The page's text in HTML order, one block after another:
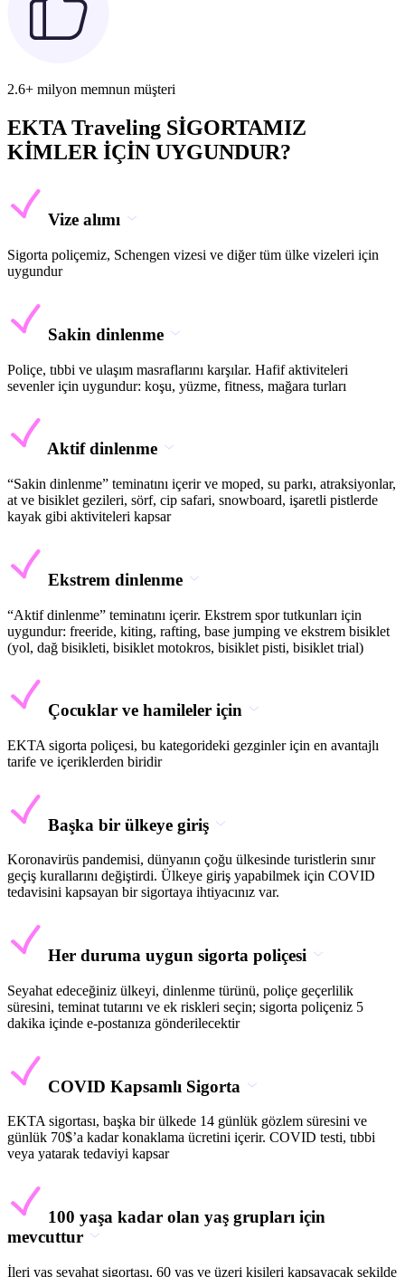
2.6+ milyon memnun müşteri
EKTA Traveling SİGORTAMIZ
KİMLER İÇİN UYGUNDUR?
Vize alımı
Sigorta poliçemiz, Schengen vizesi ve diğer tüm ülke vizeleri için
uygundur
Sakin dinlenme
Poliçe, tıbbi ve ulaşım masraflarını karşılar. Hafif aktiviteleri
sevenler için uygundur: koşu, yüzme, fitness, mağara turları
Aktif dinlenme
“Sakin dinlenme” teminatını içerir ve moped, su parkı, atraksiyonlar,
at ve bisiklet gezileri, sörf, cip safari, snowboard, işaretli pistlerde
kayak gibi aktiviteleri kapsar
Ekstrem dinlenme
“Aktif dinlenme” teminatını içerir. Ekstrem spor tutkunları için
uygundur: freeride, kiting, rafting, base jumping ve ekstrem bisiklet
(yol, dağ bisikleti, bisiklet motokros, bisiklet pisti, bisiklet trial)
Çocuklar ve hamileler için
EKTA sigorta poliçesi, bu kategorideki gezginler için en avantajlı
tarife ve içeriklerden biridir
Başka bir ülkeye giriş
Koronavirüs pandemisi, dünyanın çoğu ülkesinde turistlerin sınır
geçiş kurallarını değiştirdi. Ülkeye giriş yapabilmek için COVID
tedavisini kapsayan bir sigortaya ihtiyacınız var.
Her duruma uygun sigorta poliçesi
Seyahat edeceğiniz ülkeyi, dinlenme türünü, poliçe geçerlilik
süresini, teminat tutarını ve ek riskleri seçin; sigorta poliçeniz 5
dakika içinde e-postanıza gönderilecektir
COVID Kapsamlı Sigorta
EKTA sigortası, başka bir ülkede 14 günlük gözlem süresini ve
günlük 70$’a kadar konaklama ücretini içerir. COVID testi, tıbbi
veya yatarak tedaviyi kapsar
100 yaşa kadar olan yaş grupları için
mevcuttur
İleri yaş seyahat sigortası, 60 yaş ve üzeri kişileri kapsayacak şekilde